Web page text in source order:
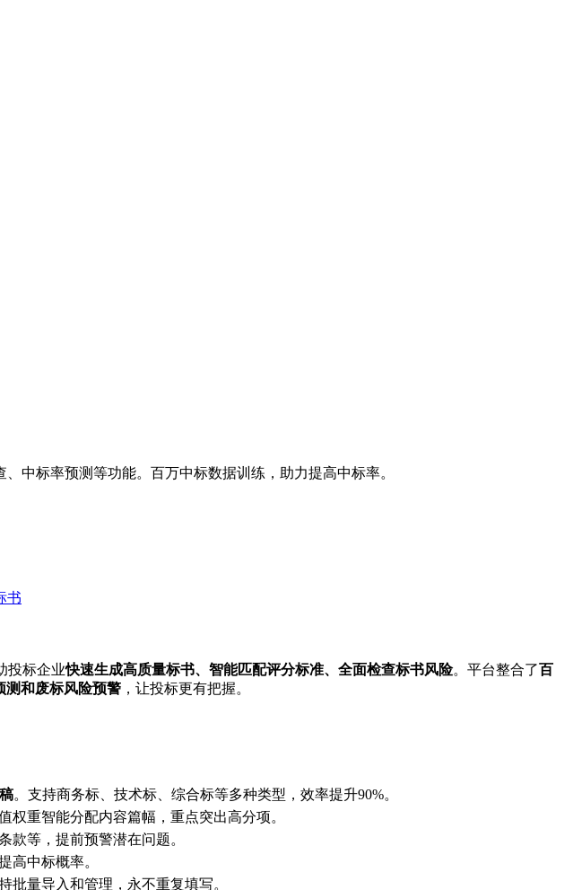
中标率预测等功能。百万中标数据训练，助力提高中标率。
书
投标企业快速生成高质量标书、智能匹配评分标准、全面检查标书风险。平台整合了百
测和废标风险预警 ，让投标更有把握。
。支持商务标、技术标、综合标等多种类型，效率提升90%。
权重智能分配内容篇幅，重点突出高分项。
款等，提前预警潜在问题。
高中标概率。
批量导入和管理，永不重复填写。